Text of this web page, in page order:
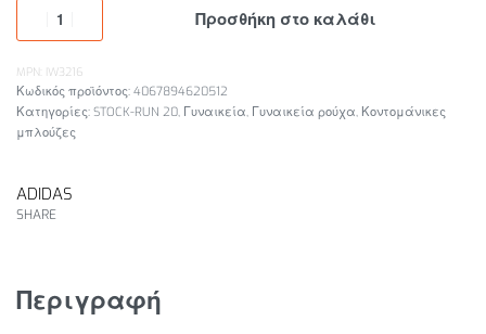
Προσθήκη στο καλάθι
MPN: IW3216
4067894620512
Κατηγορίες: STOCK-RUN 20, Γυναικεία, Γυναικεία ρούχα, Κοντομάνικες
μπλούζες
ADIDAS
SHARE
Περιγραφή